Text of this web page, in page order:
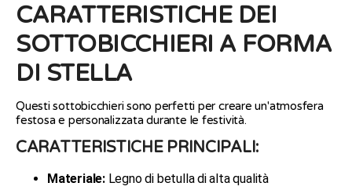
CARATTERISTICHE DEI
SOTTOBICCHIERI A FORMA
DI STELLA
Questi sottobicchieri sono perfetti per creare un'atmosfera
festosa e personalizzata durante le festività.
CARATTERISTICHE PRINCIPALI:
Materiale:Legno di betulla di alta qualità